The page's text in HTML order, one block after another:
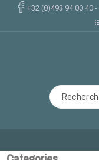
+32 (0)493 94 00 40 -